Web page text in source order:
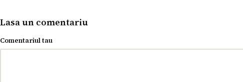
Lasa un comentariu
Comentariul tau